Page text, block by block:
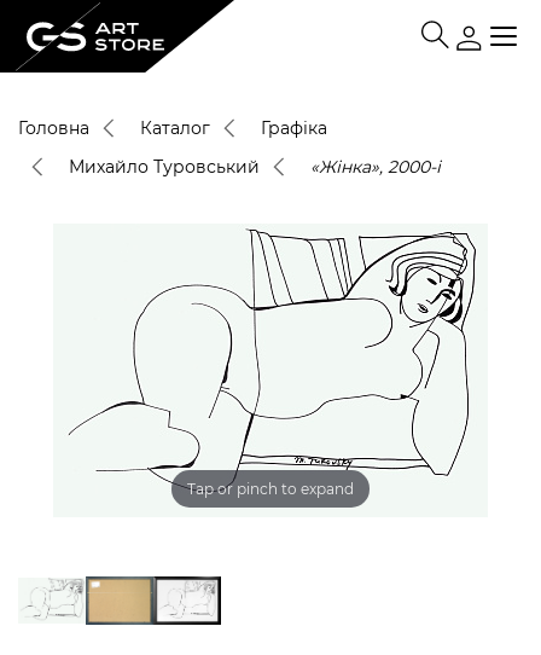
Головна Каталог
Графіка
Михайло Туровський
«Жінка», 2000-і
Tap or pinch to expand